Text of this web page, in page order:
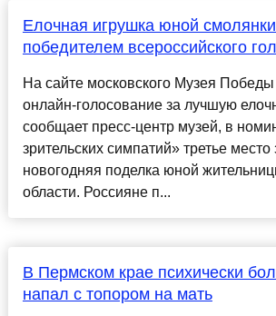
Елочная игрушка юной
победителем всероссийского
На сайте московского Музея
онлайн-голосование за лучшую
сообщает пресс-центр музей, в
зрительских симпатий» третье место
новогодняя поделка юной
области. Россияне п...
В Пермском крае психически
напал с топором на мать